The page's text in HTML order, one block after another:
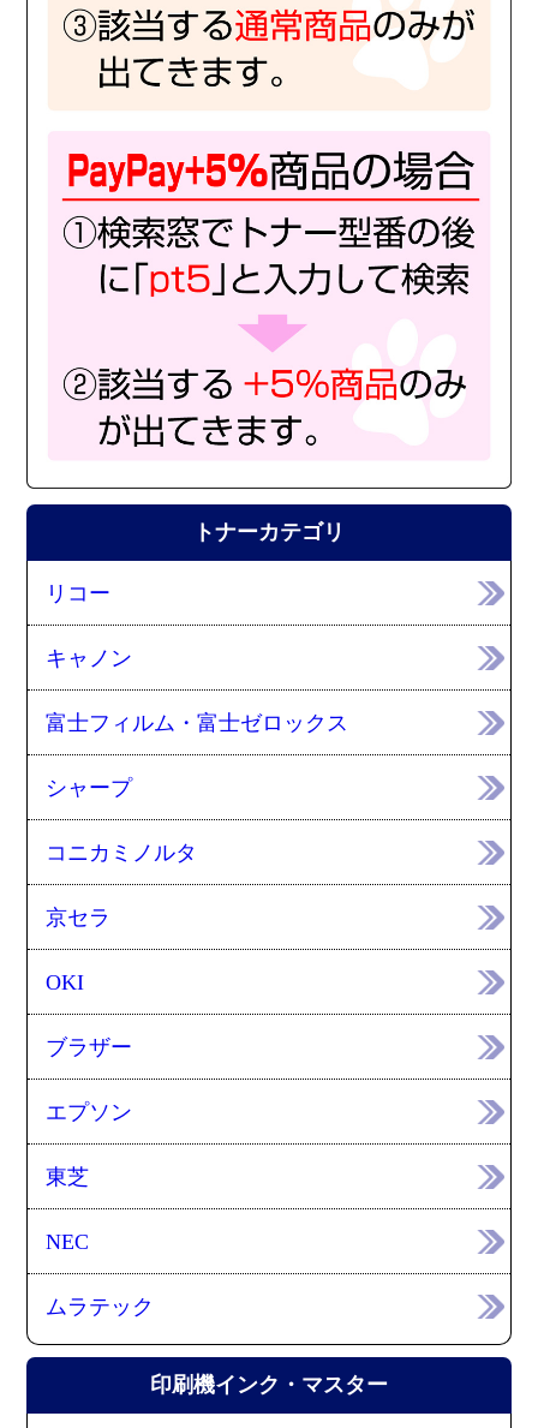
トナーカテゴリ
リコー
キャノン
富士フィルム・富士ゼロックス
シャープ
コニカミノルタ
京セラ
OKI
ブラザー
エプソン
東芝
NEC
ムラテック
印刷機インク・マスター